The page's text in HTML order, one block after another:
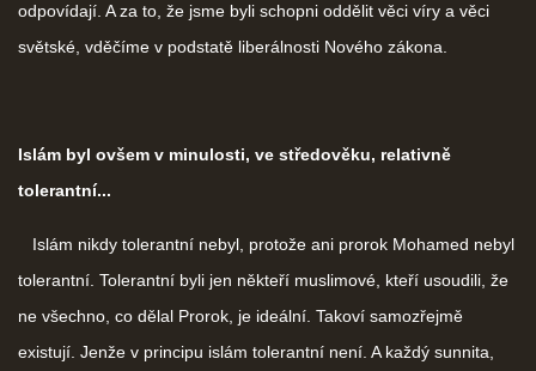
odpovídají. A za to, že jsme byli schopni oddělit věci víry a věci
světské, vděčíme v podstatě liberálnosti Nového zákona.
Islám byl ovšem v minulosti, ve středověku, relativně
tolerantní...
Islám nikdy tolerantní nebyl, protože ani prorok Mohamed nebyl
tolerantní. Tolerantní byli jen někteří muslimové, kteří usoudili, že
ne všechno, co dělal Prorok, je ideální. Takoví samozřejmě
existují. Jenže v principu islám tolerantní není. A každý sunnita,